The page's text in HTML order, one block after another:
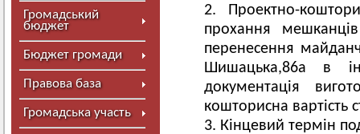
Громадський
бюджет
Бюджет громади
Правова база
Громадська участь
Проектно-
прохання
перенесення
Шишацька,86а в
документація
кошторисна вартість
Кінцевий термін